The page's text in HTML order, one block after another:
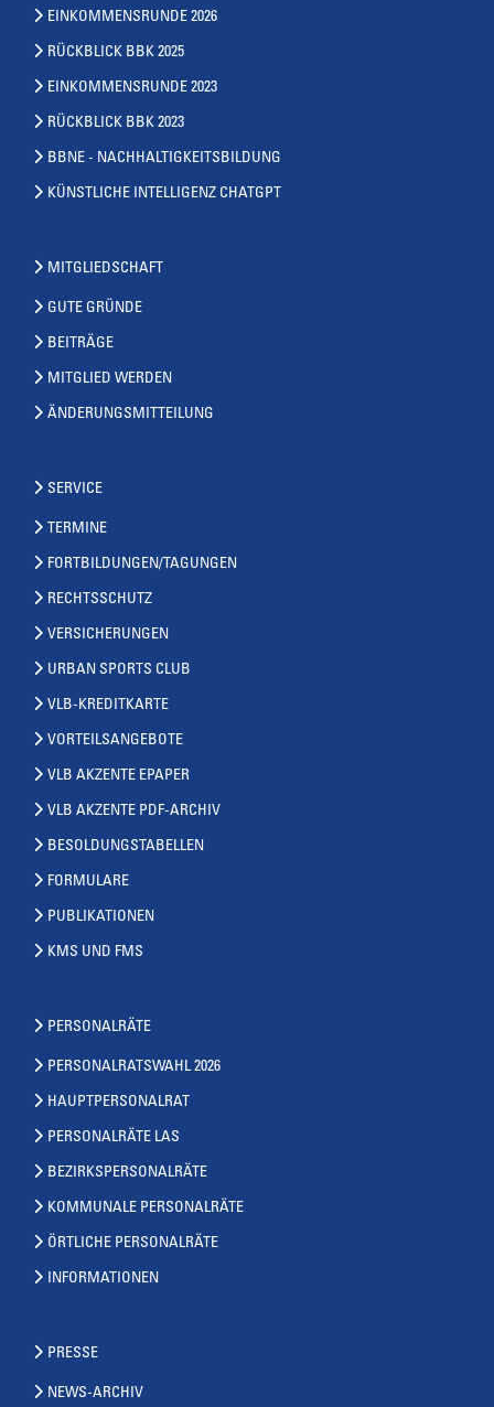
EINKOMMENSRUNDE 2026
RÜCKBLICK BBK 2025
EINKOMMENSRUNDE 2023
RÜCKBLICK BBK 2023
BBNE - NACHHALTIGKEITSBILDUNG
KÜNSTLICHE INTELLIGENZ CHATGPT
MITGLIEDSCHAFT
GUTE GRÜNDE
BEITRÄGE
MITGLIED WERDEN
ÄNDERUNGSMITTEILUNG
SERVICE
TERMINE
FORTBILDUNGEN/TAGUNGEN
RECHTSSCHUTZ
VERSICHERUNGEN
URBAN SPORTS CLUB
VLB-KREDITKARTE
VORTEILSANGEBOTE
VLB AKZENTE EPAPER
VLB AKZENTE PDF-ARCHIV
BESOLDUNGSTABELLEN
FORMULARE
PUBLIKATIONEN
KMS UND FMS
PERSONALRÄTE
PERSONALRATSWAHL 2026
HAUPTPERSONALRAT
PERSONALRÄTE LAS
BEZIRKSPERSONALRÄTE
KOMMUNALE PERSONALRÄTE
ÖRTLICHE PERSONALRÄTE
INFORMATIONEN
PRESSE
NEWS-ARCHIV